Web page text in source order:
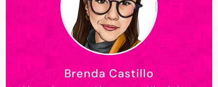
Brenda Castillo